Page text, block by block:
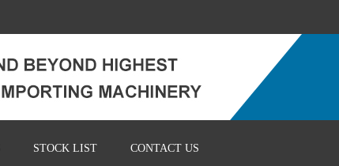
STOCK LIST CONTACT US